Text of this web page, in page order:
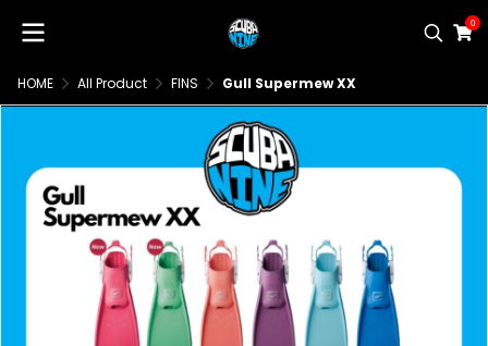
0
HOME All Product FINS Gull Supermew XX